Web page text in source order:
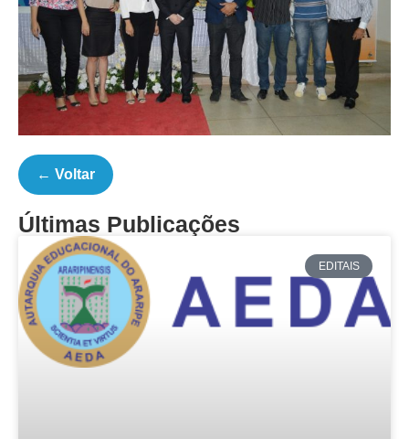
← Voltar
Últimas Publicações
EDITAIS